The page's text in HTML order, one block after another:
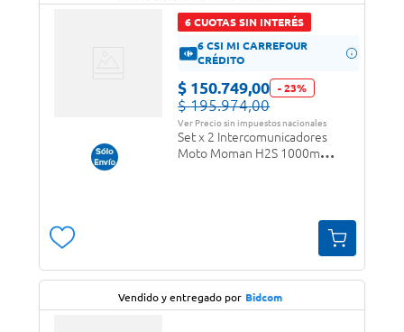
6 CUOTAS SIN INTERÉS
6 CSI MI CARREFOUR
CRÉDITO
$ 150.749,00 -23%
$ 195.974,00
Ver Precio sin impuestos nacionales
Set x 2 Intercomunicadores
Moto Moman H2S 1000m
Vendido y entregado por Bidcom